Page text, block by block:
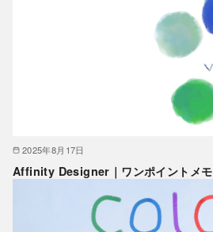
2025年8月17日
Affinity Designer｜ワンポイントメモ